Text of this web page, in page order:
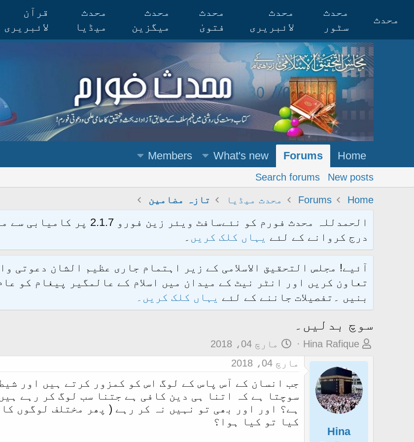
محدث
محدث
سٹور
محدث
لائبریری
محدث
فتویٰ
محدث
میگزین
محدث
میڈیا
قرآن
لائبریری
Home
Forums
What's new
Members
New posts
Search forums
Home
Forums محدث میڈیا تازہ مضامین
الحمدللہ محدث فورم کو
درج کروانے کے لئے یہاں کلک کریں ۔
آئیے! مجلس التحقیق الاسلامی کے زیر اہتمام جاری عظیم الشان دعوتی
تعاون کریں اور انٹر نیٹ کے میدان میں اسلام کے عالمگیر پیغام کو
بنیں ۔تفصیلات جاننے کے لئے یہاں کلک کریں۔
سوچ بدلیں۔
م
ض
و
ع
Hina Rafique
ت
ا
ر
ی
خ
آ
غ
مارچ 04، 2018
Hina
مارچ 04، 2018
جب انسان کے آس پاس کے لوگ اس کو کمزور کرتے ہیں اور
سوچتا ہے کہ اتنا ہی دین کافی ہے جتنا سب لوگ کر رہے
ہے؟ اور اور بھی تو نہیں نہ کر رہے ( پھر مختلف لوگوں
کیا تو کیا ہوا؟